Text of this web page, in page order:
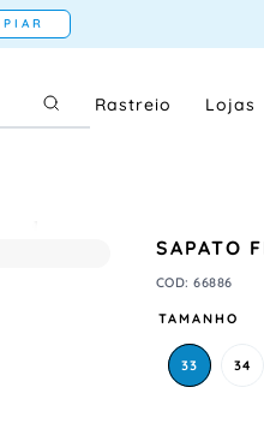
Rastreio Lojas
SAPATO
COD:66886
TAMANHO
33 34